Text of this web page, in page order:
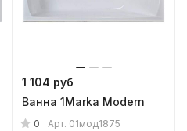
1 104 руб
Ванна 1Marka Modern
0 Арт. 01мод1875